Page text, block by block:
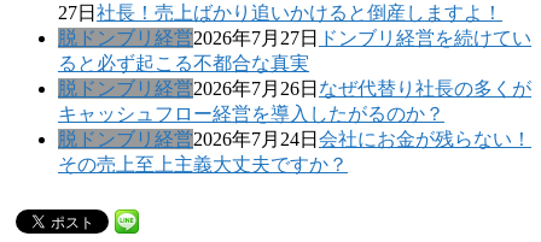
27日 社長！売上ばかり追いかけると倒産しますよ！
脱ドンブリ経営2026年7月27日 ドンブリ経営を続けてい
ると必ず起こる不都合な真実
脱ドンブリ経営2026年7月26日 なぜ代替り社長の多くが
キャッシュフロー経営を導入したがるのか？
脱ドンブリ経営2026年7月24日 会社にお金が残らない！
その売上至上主義大丈夫ですか？